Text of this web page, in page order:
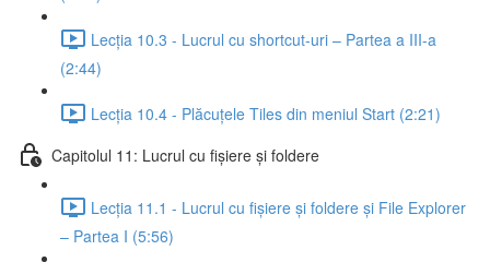
Lecția 10.3 - Lucrul cu shortcut-uri – Partea a III-a
(2:44)
Lecția 10.4 - Plăcuțele Tiles din meniul Start (2:21)
Capitolul 11: Lucrul cu fișiere și foldere
Lecția 11.1 - Lucrul cu fișiere și foldere și File Explorer
– Partea I (5:56)